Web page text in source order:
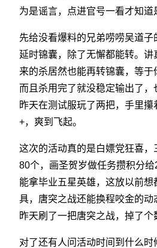
为是谣言，点进官号一看才知道
先给没看爆料的兄弟唠唠吴道
延时锦囊，除了无懈都能转。
来的杀居然也能再转锦囊，等
而且杀用完了就没稳定输出了
昨天在测试服玩了两把，手里
+，爽到飞起。
这次的活动真的是白嫖党狂喜
80个，画圣贺岁做任务攒积分
能拿毕业五星英雄，这放以前
具，唐突之战还能换程咬金的
昨天刷了一把唐突之战，掉了个
对了还有人问活动时间到什么